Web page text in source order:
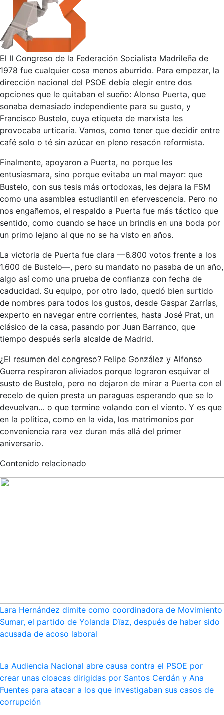
El II Congreso de la Federación Socialista Madrileña de
1978 fue cualquier cosa menos aburrido. Para empezar, la
dirección nacional del PSOE debía elegir entre dos
opciones que le quitaban el sueño: Alonso Puerta, que
sonaba demasiado independiente para su gusto, y
Francisco Bustelo, cuya etiqueta de marxista les
provocaba urticaria. Vamos, como tener que decidir entre
café solo o té sin azúcar en pleno resacón reformista.
Finalmente, apoyaron a Puerta, no porque les
entusiasmara, sino porque evitaba un mal mayor: que
Bustelo, con sus tesis más ortodoxas, les dejara la FSM
como una asamblea estudiantil en efervescencia. Pero no
nos engañemos, el respaldo a Puerta fue más táctico que
sentido, como cuando se hace un brindis en una boda por
un primo lejano al que no se ha visto en años.
La victoria de Puerta fue clara —6.800 votos frente a los
1.600 de Bustelo—, pero su mandato no pasaba de un año,
algo así como una prueba de confianza con fecha de
caducidad. Su equipo, por otro lado, quedó bien surtido
de nombres para todos los gustos, desde Gaspar Zarrías,
experto en navegar entre corrientes, hasta José Prat, un
clásico de la casa, pasando por Juan Barranco, que
tiempo después sería alcalde de Madrid.
¿El resumen del congreso? Felipe González y Alfonso
Guerra respiraron aliviados porque lograron esquivar el
susto de Bustelo, pero no dejaron de mirar a Puerta con el
recelo de quien presta un paraguas esperando que se lo
devuelvan… o que termine volando con el viento. Y es que
en la política, como en la vida, los matrimonios por
conveniencia rara vez duran más allá del primer
aniversario.
Contenido relacionado
Lara Hernández dimite como coordinadora de Movimiento
Sumar, el partido de Yolanda Dïaz, después de haber sido
acusada de acoso laboral
La Audiencia Nacional abre causa contra el PSOE por
crear unas cloacas dirigidas por Santos Cerdán y Ana
Fuentes para atacar a los que investigaban sus casos de
corrupción